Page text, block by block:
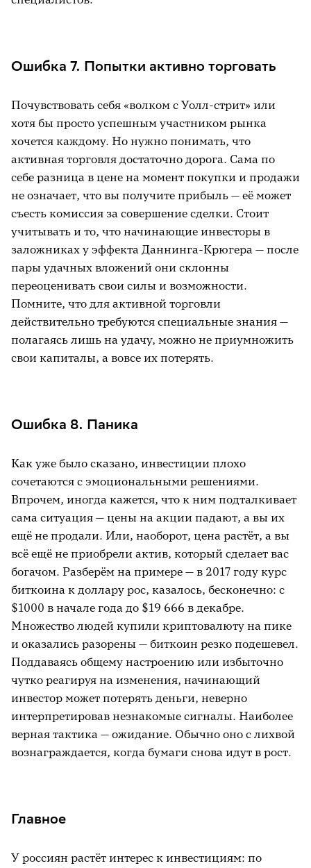
Ошибка 7. Попытки активно торговать
Почувствовать себя «волком с Уолл-стрит» или
хотя бы просто успешным участником рынка
хочется каждому. Но нужно понимать, что
активная торговля достаточно дорога. Сама по
себе разница в цене на момент покупки и продажи
не означает, что вы получите прибыль — её может
съесть комиссия за совершение сделки. Стоит
учитывать и то, что начинающие инвесторы в
заложниках у эффекта Даннинга-Крюгера — после
пары удачных вложений они склонны
переоценивать свои силы и возможности.
Помните, что для активной торговли
действительно требуются специальные знания —
полагаясь лишь на удачу, можно не приумножить
свои капиталы, а вовсе их потерять.
Ошибка 8. Паника
Как уже было сказано, инвестиции плохо
сочетаются с эмоциональными решениями.
Впрочем, иногда кажется, что к ним подталкивает
сама ситуация — цены на акции падают, а вы их
ещё не продали. Или, наоборот, цена растёт, а вы
всё ещё не приобрели актив, который сделает вас
богачом. Разберём на примере — в 2017 году курс
биткоина к доллару рос, казалось, бесконечно: с
$1000 в начале года до $19 666 в декабре.
Множество людей купили криптовалюту на пике
и оказались разорены — биткоин резко подешевел.
Поддаваясь общему настроению или избыточно
чутко реагируя на изменения, начинающий
инвестор может потерять деньги, неверно
интерпретировав незнакомые сигналы. Наиболее
верная тактика — ожидание. Обычно оно с лихвой
вознаграждается, когда бумаги снова идут в рост.
Главное
У россиян растёт интерес к инвестициям: по